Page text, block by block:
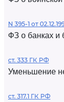
N 395-1 от
ФЗ о банках и
ст. 333 ГК РФ
Уменьшение
ст. 317.1 ГК РФ